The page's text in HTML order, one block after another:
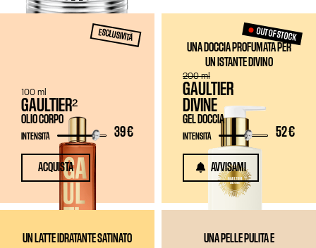
ESCLUSIVITÀ
GAULTIER²
OLIO CORPO
39 €
INTENSITÀ
100 ml
ACQUISTA
OUT OF STOCK
UNA DOCCIA PROFUMATA PER
UN ISTANTE DIVINO
GAULTIER
DIVINE
GEL DOCCIA
52 €
INTENSITÀ
200 ml
AVVISAMI
UN LATTE IDRATANTE SATINATO
UNA PELLE PULITA E